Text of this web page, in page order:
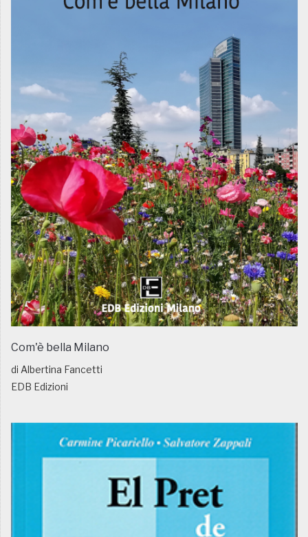
Com'è bella Milano
di Albertina Fancetti
EDB Edizioni